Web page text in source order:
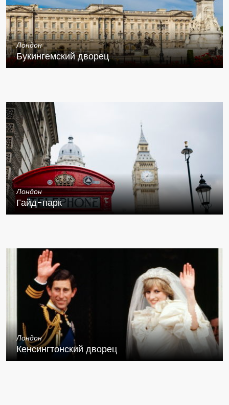
Лондон
Букингемский дворец
Лондон
Гайд-парк
Лондон
Кенсингтонский дворец